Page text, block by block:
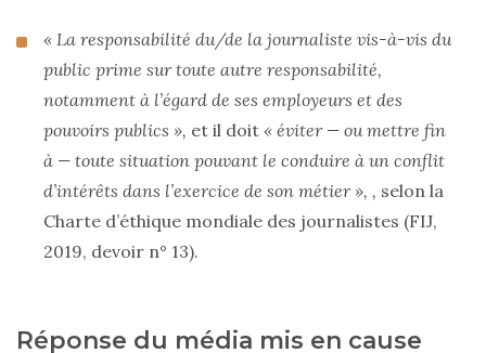
« La responsabilité du/de la journaliste vis-à-vis du
public prime sur toute autre responsabilité,
notamment à l’égard de ses employeurs et des
pouvoirs publics », et il doit « éviter — ou mettre fin
à — toute situation pouvant le conduire à un conflit
d’intérêts dans l’exercice de son métier », , selon la
Charte d’éthique mondiale des journalistes (FIJ,
2019, devoir n° 13).
Réponse du média mis en cause